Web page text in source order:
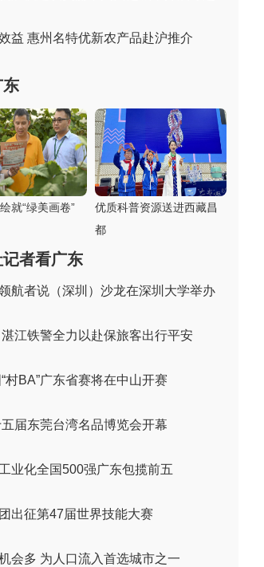
益 惠州名特优新农产品赴沪推介
东
就“绿美画卷”
优质科普资源送进西藏昌
都
者看广东
航者说（深圳）沙龙在深圳大学举办
江铁警全力以赴保旅客出行平安
村BA”广东省赛将在中山开赛
届东莞台湾名品博览会开幕
业化全国500强广东包揽前五
出征第47届世界技能大赛
会多 为人口流入首选城市之一